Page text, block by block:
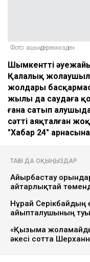
Фото: ашық дереккөзден
Шымкенттің
Қалалық
жолдары
жылы да саудаға
ғана сатып
сәтті аяқталған
"Хабар 24"
ТАҒЫ ДА ОҚЫҢЫЗДАР
Айырбастау
айтарлықтай
Нұрай Серікбайдың
айыпталушының
«Қызыма
әкесі сотта